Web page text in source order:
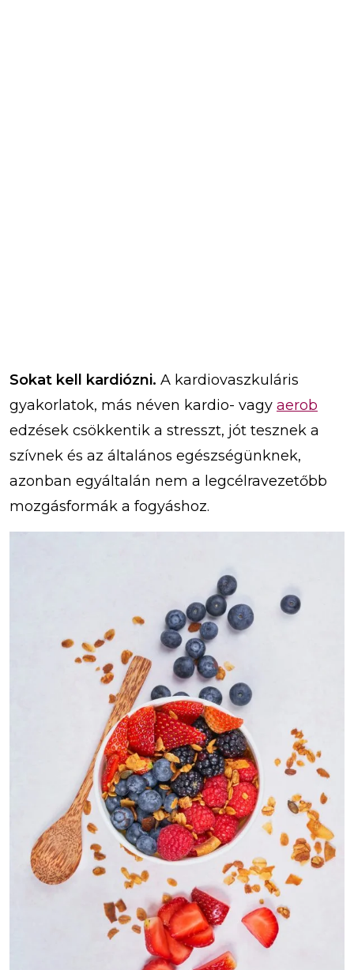
Sokat kell kardiózni. A kardiovaszkuláris
gyakorlatok, más néven kardio- vagy aerob
edzések csökkentik a stresszt, jót tesznek a
szívnek és az általános egészségünknek,
azonban egyáltalán nem a legcélravezetőbb
mozgásformák a fogyáshoz.